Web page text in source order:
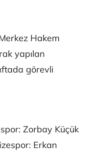
Hakem
yapılan
görevli
Zorbay Küçük
Erkan